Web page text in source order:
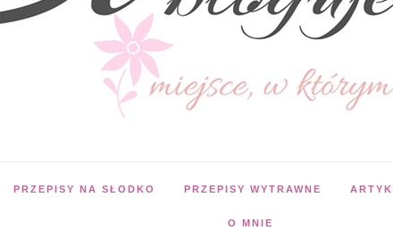
PRZEPISY NA SŁODKO PRZEPISY WYTRAWNE
O MNIE